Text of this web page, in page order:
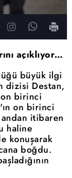
açıklıyor…
büyük ilgi
dizisi Destan,
on birinci
on birinci
andan itibaren
haline
konuşarak
boğdu.